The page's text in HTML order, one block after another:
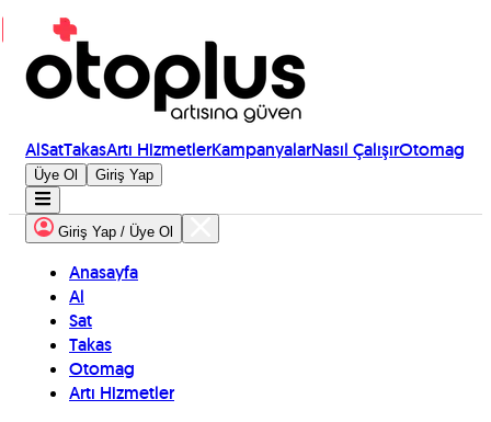
AlSatTakasArtı HizmetlerKampanyalarNasıl ÇalışırOtomag
Üye Ol Giriş Yap
Giriş Yap / Üye Ol
Anasayfa
Al
Sat
Takas
Otomag
Artı Hizmetler